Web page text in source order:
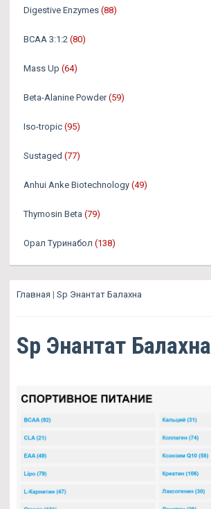
Digestive Enzymes (88)
BCAA 3:1:2 (80)
Mass Up (64)
Beta-Alanine Powder (59)
Iso-tropic (95)
Sustaged (77)
Anhui Anke Biotechnology (49)
Thymosin Beta (79)
Орал Туринабол (138)
Главная | Sp Энантат Балахна
Sp Энантат Балахна